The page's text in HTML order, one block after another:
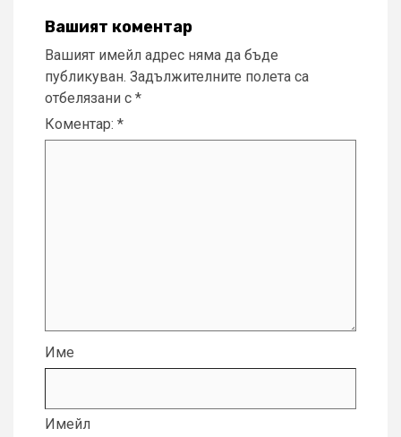
Вашият коментар
Вашият имейл адрес няма да бъде
публикуван. Задължителните полета са
отбелязани с *
Коментар: *
Име
Имейл